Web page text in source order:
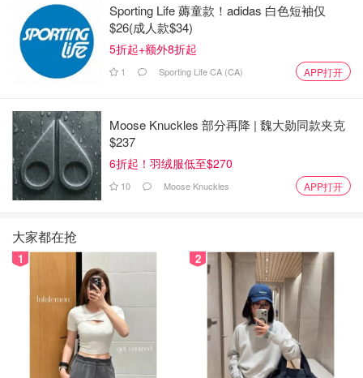
Sporting Life 薅童款！adidas 白色短袖仅
$26(成人款$34)
5折起+额外8折起
1 Sporting Life CA (CA) APP打开
Moose Knuckles 部分再降 | 魏大勋同款夹克
$237
6折起！羽绒服低至$270
10 Moose Knuckles APP打开
大家都在抢
1 2